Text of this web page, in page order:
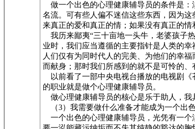
做一个出色的心理健康辅导员的条件是：
名流。可有些人偏不迷信这些东西，因为
来真正的爱和真正的情；如果没有真正的
我历来鄙夷“三十亩地一头牛，老婆孩子
业时，我们应当遵循的主要指针是人类的
人们仅有为同时代人的完美、为他们的幸
而献身；那时我们所感到的就不是可怜的
以前看了一部中央电视台播放的电视剧《
的职业就是做个心理健康辅导员。
做心理健康辅导员的核心是乐于助人，我
（3）我需要做什么准备才能成为一个出
一个出色的心理健康辅导员，光凭有一个